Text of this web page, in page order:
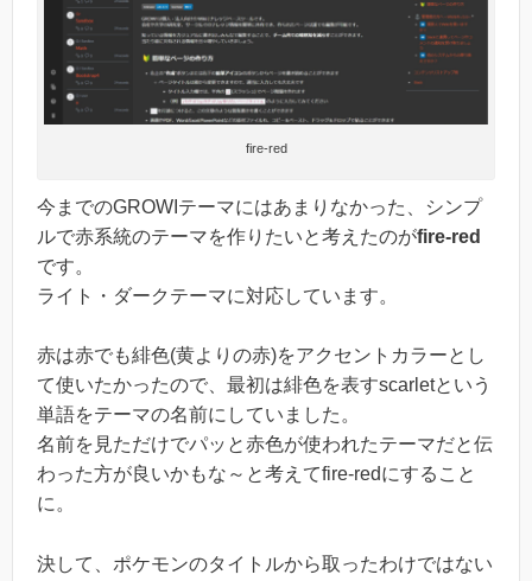
fire-red
今までのGROWIテーマにはあまりなかった、シンプ
ルで赤系統のテーマを作りたいと考えたのがfire-red
です。
ライト・ダークテーマに対応しています。
赤は赤でも緋色(黄よりの赤)をアクセントカラーとし
て使いたかったので、最初は緋色を表すscarletという
単語をテーマの名前にしていました。
名前を見ただけでパッと赤色が使われたテーマだと伝
わった方が良いかもな～と考えてfire-redにすること
に。
決して、ポケモンのタイトルから取ったわけではない